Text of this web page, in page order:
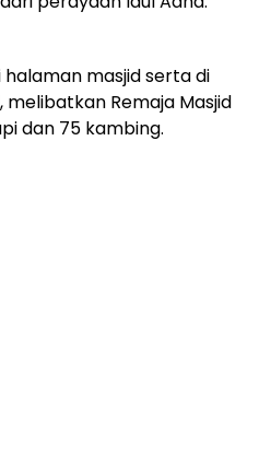
halaman masjid serta di
Remaja Masjid
dan 75 kambing.